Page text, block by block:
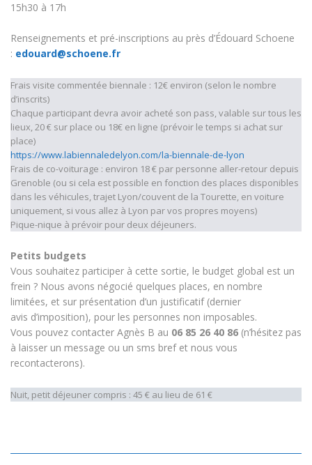
15h30 à 17h
Renseignements et pré-inscriptions au près d’Édouard Schoene
: edouard@schoene.fr
Frais visite commentée biennale : 12€ environ (selon le nombre
d’inscrits)
Chaque participant devra avoir acheté son pass, valable sur tous les
lieux, 20 € sur place ou 18€ en ligne (prévoir le temps si achat sur
place)
https://www.labiennaledelyon.com/la-biennale-de-lyon
Frais de co-voiturage : environ 18 € par personne aller-retour depuis
Grenoble (ou si cela est possible en fonction des places disponibles
dans les véhicules, trajet Lyon/couvent de la Tourette, en voiture
uniquement, si vous allez à Lyon par vos propres moyens)
Pique-nique à prévoir pour deux déjeuners.
Petits budgets
Vous souhaitez participer à cette sortie, le budget global est un
frein ? Nous avons négocié quelques places, en nombre
limitées, et sur présentation d’un justificatif (dernier
avis d’imposition), pour les personnes non imposables.
Vous pouvez contacter Agnès B au 06 85 26 40 86 (n’hésitez pas
à laisser un message ou un sms bref et nous vous
recontacterons).
Nuit, petit déjeuner compris : 45 € au lieu de 61 €